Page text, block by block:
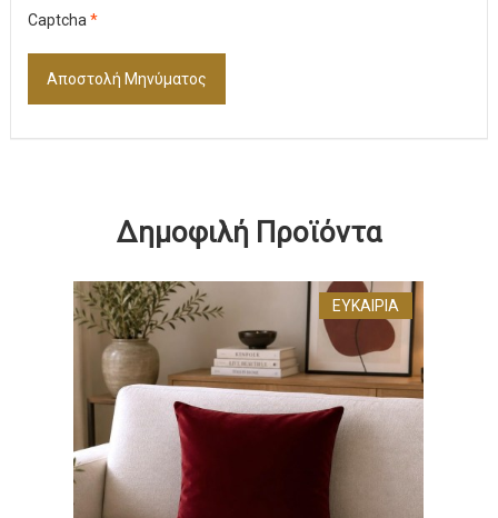
Captcha *
Αποστολή Μηνύματος
Δημοφιλή Προϊόντα
ΕΥΚΑΙΡΊΑ